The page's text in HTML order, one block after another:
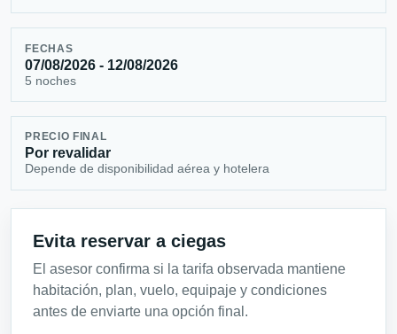
FECHAS
07/08/2026 - 12/08/2026
5 noches
PRECIO FINAL
Por revalidar
Depende de disponibilidad aérea y hotelera
Evita reservar a ciegas
El asesor confirma si la tarifa observada mantiene
habitación, plan, vuelo, equipaje y condiciones
antes de enviarte una opción final.